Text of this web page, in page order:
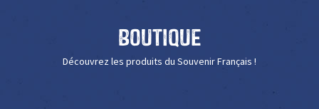
Boutique
Découvrez les produits du Souvenir Français !